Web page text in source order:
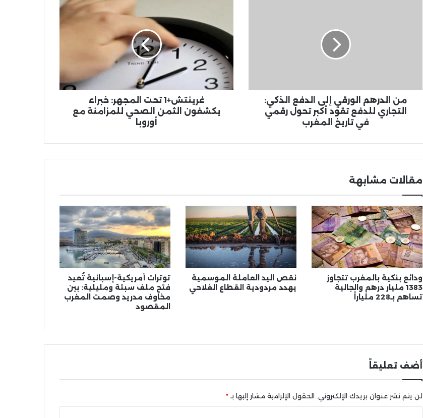
تقود
من الدرهم الورقي إلى الدفع الذكي:
التجاري للدفع تقود أكبر تحول رقمي
في تاريخ المغرب
المجهر:
خبراء
يكشفون
الثمن
الصحي
للمزامنة
مع
غرينتش+1 تحت المجهر: خبراء
يكشفون الثمن الصحي للمزامنة مع
أوروبا
مقالات مشابهة
ودائع بنكية بالمغرب تتجاوز
1383 مليار درهم والجالية
تساهم بـ228 ملياراً
نقص اليد العاملة الموسمية
يهدد مردودية القطاع الفلاحي
توترات أمريكية-إسبانية تُعيد
فتح ملف سبتة ومليلية: بين
مخاوف مدريد وصمت المغرب
المقصود
أضف تعليقاً
لن يتم نشر عنوان بريدك الإلكتروني. الحقول الإلزامية مشار إليها بـ *